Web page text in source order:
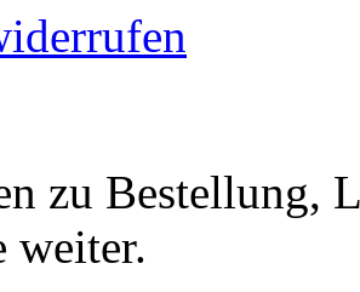
zu Bestellung,
weiter.